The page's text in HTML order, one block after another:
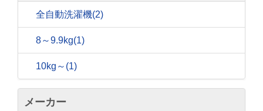
全自動洗濯機(2)
8～9.9kg(1)
10kg～ (1)
メーカー